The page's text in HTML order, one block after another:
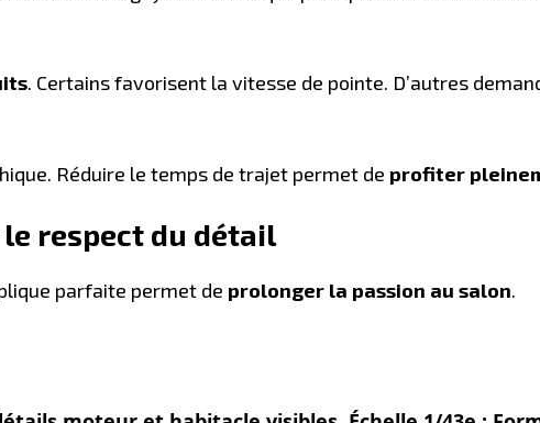
. Certains favorisent la vitesse de pointe. D’autres
Réduire le temps de trajet permet de profiter
respect du détail
parfaite permet de prolonger la passion au salon.